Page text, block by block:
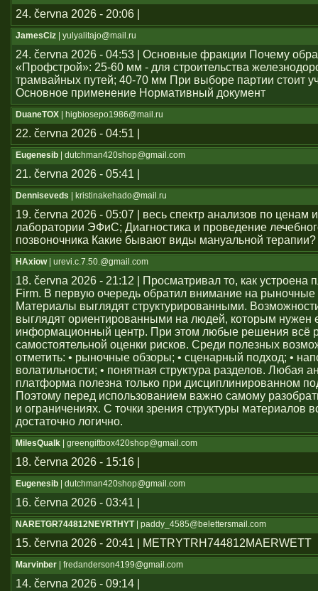
24. června 2026 - 20:06 |
JamesCiz | yulyalitajo@mail.ru
24. června 2026 - 04:53 | Основные фракции Почему
«Профстрой»: 25-60 мм - для строительства
трамвайных путей; 40-70 мм При выборе партии стоит
Основное применение Нормативный документ
DuaneTOX | higbiosepo1986@mail.ru
22. června 2026 - 04:51 |
Eugenesib | dutchman420shop@gmail.com
21. června 2026 - 05:41 |
Denniseveds | kristinakehado@mail.ru
19. června 2026 - 05:07 | весь спектр анализов по ценам
лаборатории ЭФиС; Диагностика и проведение
позвоночника Какие бывают виды мануальной терапии?
HAxiow| urevi.c.7.50.@gmail.com
18. června 2026 - 21:12 | Просматривал то, как устроена
Firm. В первую очередь обратил внимание на рыночные
Материалы выглядят структурированными.
выглядят ориентированными на людей, которым нужен
информационный центр. При этом любые решения всё
самостоятельной оценки рисков. Среди полезных
отметить: • рыночные обзоры; • сценарный подход; •
волатильности; • понятная структура разделов. Любая
платформа полезна только при дисциплинированном
Поэтому перед использованием важно самому
и ограничениях. С точки зрения структуры материалов
достаточно логично.
MilesQualk | greengiftbox420shop@gmail.com
18. června 2026 - 15:16 |
Eugenesib | dutchman420shop@gmail.com
16. června 2026 - 03:41 |
NARETGR744812NEYRTHYT| paddy_4585@belettersmail.com
15. června 2026 - 20:41 | METRYTRH744812MAERWETT
Marvinber | fredanderson4199@gmail.com
14. června 2026 - 09:14 |